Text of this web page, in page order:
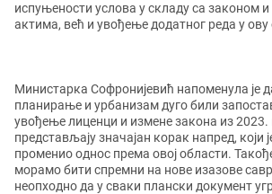
испуњености услова у складу са законом
актима, већ и увођење додатног реда у ову
Министарка Софронијевић напоменула је
планирање и урбанизам дуго били
увођење лиценци и измене закона из 2023.
представљају значајан корак напред, који
променио однос према овој области.
морамо бити спремни на нове изазове
неопходно да у сваки плански документ